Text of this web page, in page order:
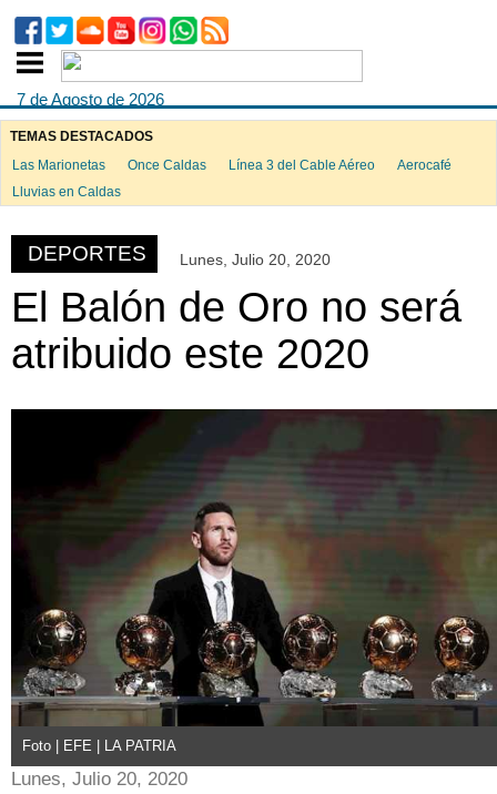
7 de Agosto de 2026
TEMAS DESTACADOS
Las Marionetas
Once Caldas Línea 3 del Cable Aéreo
Aerocafé
Lluvias en Caldas
DEPORTES Lunes, Julio 20, 2020
El Balón de Oro no será
atribuido este 2020
Foto | EFE | LA PATRIA
Lunes, Julio 20, 2020